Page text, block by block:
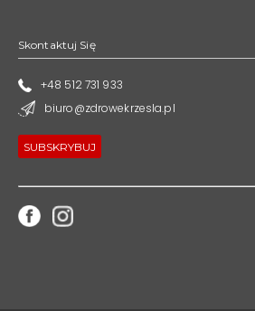
Skontaktuj Się
+48 512 731 933
biuro@zdrowekrzesla.pl
SUBSKRYBUJ